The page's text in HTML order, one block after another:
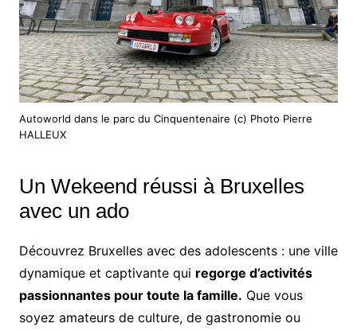
Autoworld dans le parc du Cinquentenaire (c) Photo Pierre
HALLEUX
Un Wekeend réussi à Bruxelles
avec un ado
Découvrez Bruxelles avec des adolescents : une ville
dynamique et captivante qui regorge d’activités
passionnantes pour toute la famille. Que vous
soyez amateurs de culture, de gastronomie ou